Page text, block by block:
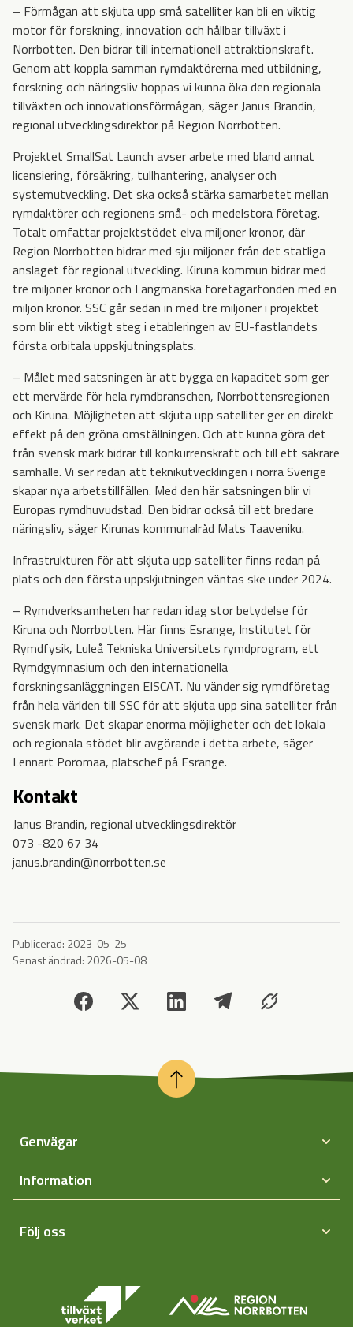
– Förmågan att skjuta upp små satelliter kan bli en viktig
motor för forskning, innovation och hållbar tillväxt i
Norrbotten. Den bidrar till internationell attraktionskraft.
Genom att koppla samman rymdaktörerna med utbildning,
forskning och näringsliv hoppas vi kunna öka den regionala
tillväxten och innovationsförmågan, säger Janus Brandin,
regional utvecklingsdirektör på Region Norrbotten.
Projektet SmallSat Launch avser arbete med bland annat
licensiering, försäkring, tullhantering, analyser och
systemutveckling. Det ska också stärka samarbetet mellan
rymdaktörer och regionens små- och medelstora företag.
Totalt omfattar projektstödet elva miljoner kronor, där
Region Norrbotten bidrar med sju miljoner från det statliga
anslaget för regional utveckling. Kiruna kommun bidrar med
tre miljoner kronor och Längmanska företagarfonden med en
miljon kronor. SSC går sedan in med tre miljoner i projektet
som blir ett viktigt steg i etableringen av EU-fastlandets
första orbitala uppskjutningsplats.
– Målet med satsningen är att bygga en kapacitet som ger
ett mervärde för hela rymdbranschen, Norrbottensregionen
och Kiruna. Möjligheten att skjuta upp satelliter ger en direkt
effekt på den gröna omställningen. Och att kunna göra det
från svensk mark bidrar till konkurrenskraft och till ett säkrare
samhälle. Vi ser redan att teknikutvecklingen i norra Sverige
skapar nya arbetstillfällen. Med den här satsningen blir vi
Europas rymdhuvudstad. Den bidrar också till ett bredare
näringsliv, säger Kirunas kommunalråd Mats Taaveniku.
Infrastrukturen för att skjuta upp satelliter finns redan på
plats och den första uppskjutningen väntas ske under 2024.
– Rymdverksamheten har redan idag stor betydelse för
Kiruna och Norrbotten. Här finns Esrange, Institutet för
Rymdfysik, Luleå Tekniska Universitets rymdprogram, ett
Rymdgymnasium och den internationella
forskningsanläggningen EISCAT. Nu vänder sig rymdföretag
från hela världen till SSC för att skjuta upp sina satelliter från
svensk mark. Det skapar enorma möjligheter och det lokala
och regionala stödet blir avgörande i detta arbete, säger
Lennart Poromaa, platschef på Esrange.
Kontakt
Janus Brandin, regional utvecklingsdirektör
073 -820 67 34
janus.brandin@norrbotten.se
Publicerad: 2023-05-25
Senast ändrad: 2026-05-08
Genvägar
Information
Följ oss